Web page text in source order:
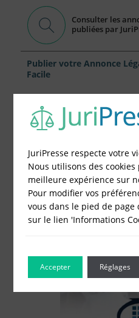
Consulter les
publiées par
Publier votre Annonce
Facile
2 - Obtenez
3 - Réglez et recevez par
Choisissez votre
Constitution de société
Modification de société
Fonds de Commerce
Cessation d'activité
JuriPresse respecte votre
Nous utilisons des
meilleure expérience sur
Pour modifier vos
vous dans le pied de
sur le lien 'Informations
Accepter Réglages